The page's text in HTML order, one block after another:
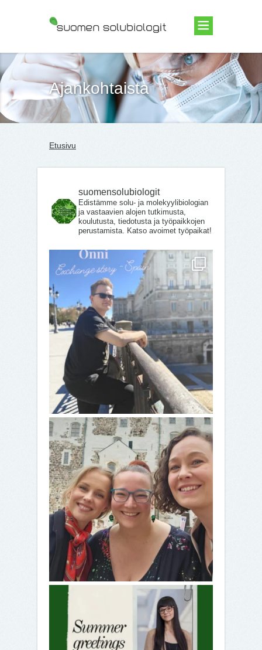
Suomen Solubiologit ry
Ajankohtaista
Etusivu
suomensolubiologit
Edistämme solu- ja molekyylibiologian
ja vastaavien alojen tutkimusta,
koulutusta, tiedotusta ja työpaikkojen
perustamista. Katso avoimet työpaikat!